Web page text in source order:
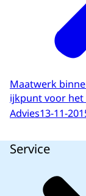
Maatwerk
ijkpunt voor
Advies13-11-
Service